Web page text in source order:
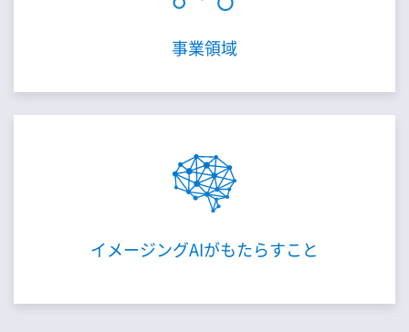
事業領域
イメージングAIがもたらすこと